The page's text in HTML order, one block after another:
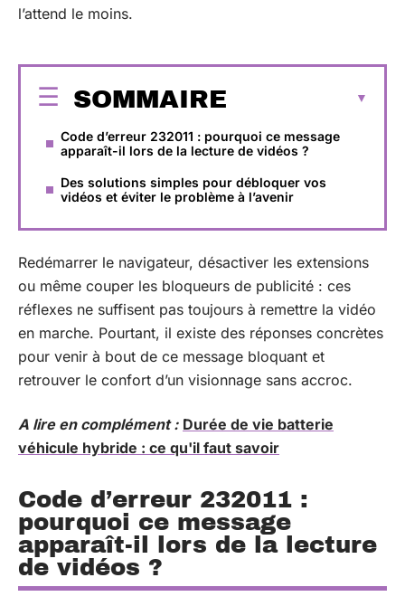
l’attend le moins.
SOMMAIRE
Code d’erreur 232011 : pourquoi ce message
apparaît-il lors de la lecture de vidéos ?
Des solutions simples pour débloquer vos
vidéos et éviter le problème à l’avenir
Redémarrer le navigateur, désactiver les extensions
ou même couper les bloqueurs de publicité : ces
réflexes ne suffisent pas toujours à remettre la vidéo
en marche. Pourtant, il existe des réponses concrètes
pour venir à bout de ce message bloquant et
retrouver le confort d’un visionnage sans accroc.
A lire en complément : Durée de vie batterie
véhicule hybride : ce qu'il faut savoir
Code d’erreur 232011 :
pourquoi ce message
apparaît-il lors de la lecture
de vidéos ?